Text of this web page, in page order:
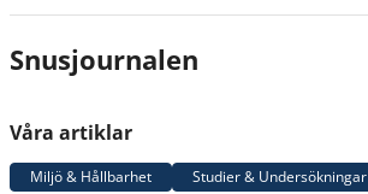
Snusjournalen
Våra artiklar
Miljö & Hållbarhet Studier & Undersökningar